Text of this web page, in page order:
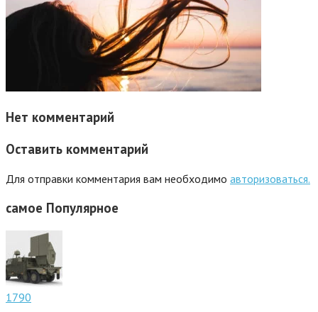
Нет комментарий
Оставить комментарий
Для отправки комментария вам необходимо авторизоваться.
самое Популярное
1790